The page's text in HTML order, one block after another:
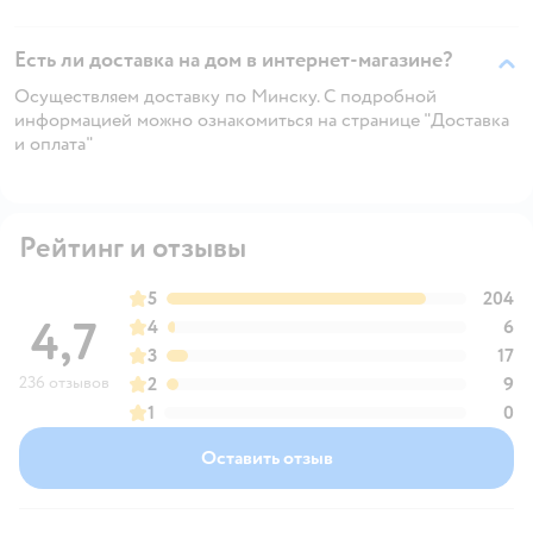
Есть ли доставка на дом в интернет-магазине?
Осуществляем доставку по Минску. С подробной
информацией можно ознакомиться на странице "Доставка
и оплата"
Рейтинг и отзывы
4,7
236 отзывов
5
204
4
6
3
17
2
9
1
0
Оставить отзыв